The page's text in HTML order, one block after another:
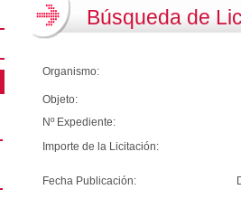
Búsqueda de
Organismo:
Objeto:
Nº Expediente:
Importe de la Licitación:
Fecha Publicación: